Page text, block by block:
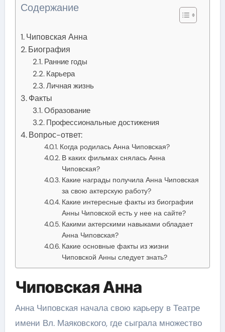
Содержание
Чиповская Анна
Биография
Ранние годы
Карьера
Личная жизнь
Факты
Образование
Профессиональные достижения
Вопрос-ответ:
Когда родилась Анна Чиповская?
В каких фильмах снялась Анна
Чиповская?
Какие награды получила Анна Чиповская
за свою актерскую работу?
Какие интересные факты из биографии
Анны Чиповской есть у нее на сайте?
Какими актерскими навыками обладает
Анна Чиповская?
Какие основные факты из жизни
Чиповской Анны следует знать?
Чиповская Анна
Анна Чиповская начала свою карьеру в Театре
имени Вл. Маяковского, где сыграла множество